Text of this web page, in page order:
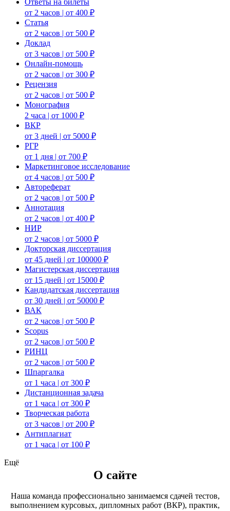
от 2 часов | от 400 ₽
Статья
от 2 часов | от 500 ₽
Доклад
от 3 часов | от 500 ₽
Онлайн-помощь
от 2 часов | от 300 ₽
Рецензия
от 2 часов | от 500 ₽
Монография
2 часа | от 1000 ₽
ВКР
от 3 дней | от 5000 ₽
РГР
от 1 дня | от 700 ₽
Маркетинговое исследование
от 4 часов | от 500 ₽
Автореферат
от 2 часов | от 500 ₽
Аннотация
от 2 часов | от 400 ₽
НИР
от 2 часов | от 5000 ₽
Докторская диссертация
от 45 дней | от 100000 ₽
Магистерская диссертация
от 15 дней | от 15000 ₽
Кандидатская диссертация
от 30 дней | от 50000 ₽
ВАК
от 2 часов | от 500 ₽
Scopus
от 2 часов | от 500 ₽
РИНЦ
от 2 часов | от 500 ₽
Шпаргалка
от 1 часа | от 300 ₽
Дистанционная задача
от 1 часа | от 300 ₽
Творческая работа
от 3 часов | от 200 ₽
Антиплагиат
от 1 часа | от 100 ₽
Ещё
О сайте
Наша команда профессионально занимаемся сдачей тестов,
выполнением курсовых, дипломных работ (ВКР), практик,